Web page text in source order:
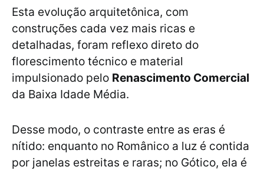
Esta evolução arquitetônica, com
construções cada vez mais ricas e
detalhadas, foram reflexo direto do
florescimento técnico e material
impulsionado pelo Renascimento Comercial
da Baixa Idade Média.
Desse modo, o contraste entre as eras é
nítido: enquanto no Românico a luz é contida
por janelas estreitas e raras; no Gótico, ela é